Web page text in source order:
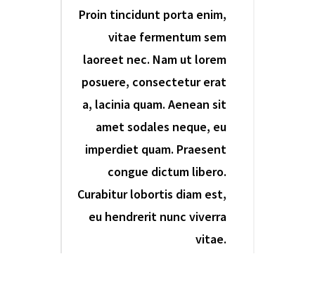
Proin tincidunt porta enim,
vitae fermentum sem
laoreet nec. Nam ut lorem
posuere, consectetur erat
a, lacinia quam. Aenean sit
amet sodales neque, eu
imperdiet quam. Praesent
congue dictum libero.
Curabitur lobortis diam est,
eu hendrerit nunc viverra
vitae.